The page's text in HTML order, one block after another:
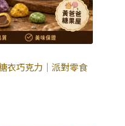
衣巧克力｜派對零食